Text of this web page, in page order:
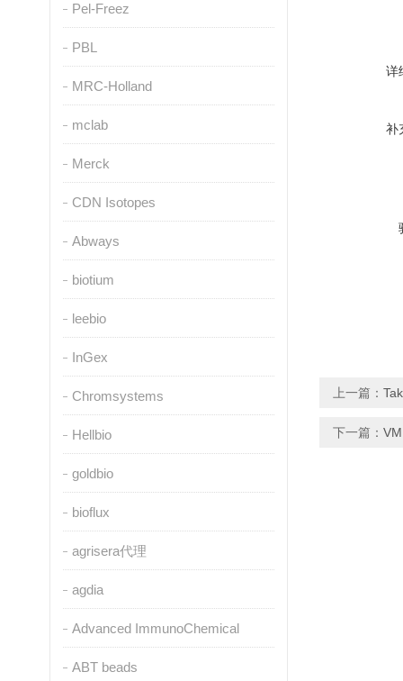
Pel-Freez
PBL
MRC-Holland
mclab
Merck
CDN Isotopes
Abways
biotium
leebio
InGex
Chromsystems
Hellbio
goldbio
bioflux
agrisera代理
agdia
Advanced ImmunoChemical
ABT beads
详
补
上一篇：
下一篇：